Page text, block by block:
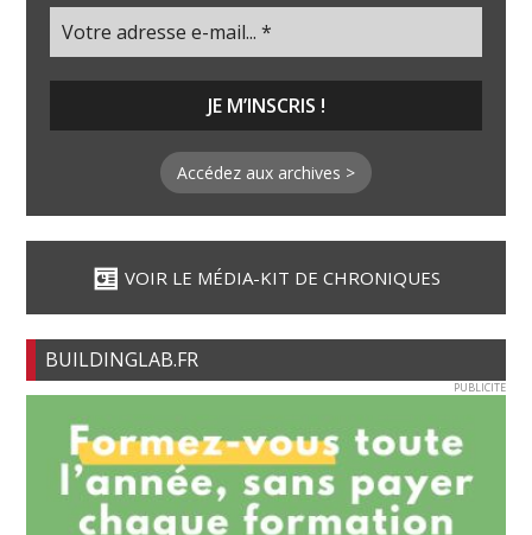
Accédez aux archives >
VOIR LE MÉDIA-KIT DE CHRONIQUES
BUILDINGLAB.FR
PUBLICITE